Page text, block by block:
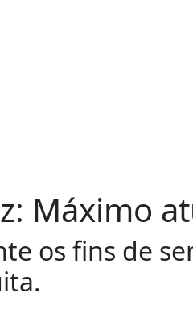
Máximo
os fins de